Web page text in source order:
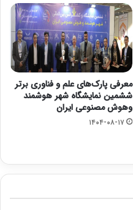
معرفی پارک‌های علم و فناوری برتر
ششمین نمایشگاه شهر هوشمند
وهوش مصنوعی ایران
۱۴۰۴-۰۸-۱۷